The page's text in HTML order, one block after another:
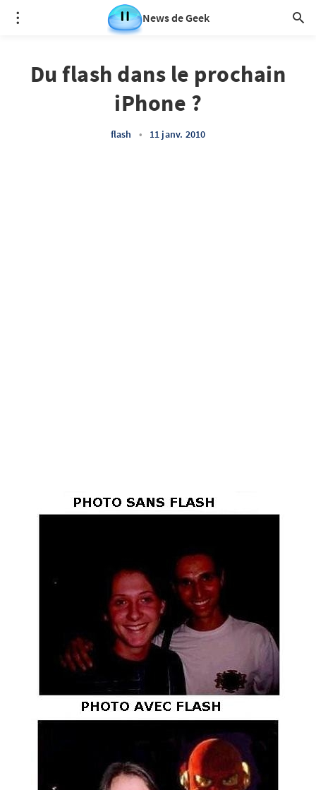
News de Geek
Du flash dans le prochain
iPhone ?
flash • 11 janv. 2010